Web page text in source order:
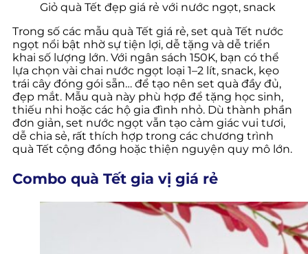
Giỏ quà Tết đẹp giá rẻ với nước ngọt, snack
Trong số các mẫu quà Tết giá rẻ, set quà Tết nước
ngọt nổi bật nhờ sự tiện lợi, dễ tặng và dễ triển
khai số lượng lớn. Với ngân sách 150K, bạn có thể
lựa chọn vài chai nước ngọt loại 1–2 lít, snack, kẹo
trái cây đóng gói sẵn… để tạo nên set quà đầy đủ,
đẹp mắt. Mẫu quà này phù hợp để tặng học sinh,
thiếu nhi hoặc các hộ gia đình nhỏ. Dù thành phần
đơn giản, set nước ngọt vẫn tạo cảm giác vui tươi,
dễ chia sẻ, rất thích hợp trong các chương trình
quà Tết cộng đồng hoặc thiện nguyện quy mô lớn.
Combo quà Tết gia vị giá rẻ